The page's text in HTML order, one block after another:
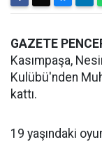
GAZETE
Kasımpaşa,
Kulübü'nden
kattı.
19 yaşındaki